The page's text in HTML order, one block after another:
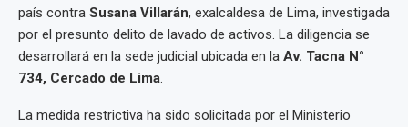
país contra Susana Villarán, exalcaldesa de Lima, investigada
por el presunto delito de lavado de activos. La diligencia se
desarrollará en la sede judicial ubicada en la Av. Tacna N°
734, Cercado de Lima.
La medida restrictiva ha sido solicitada por el Ministerio